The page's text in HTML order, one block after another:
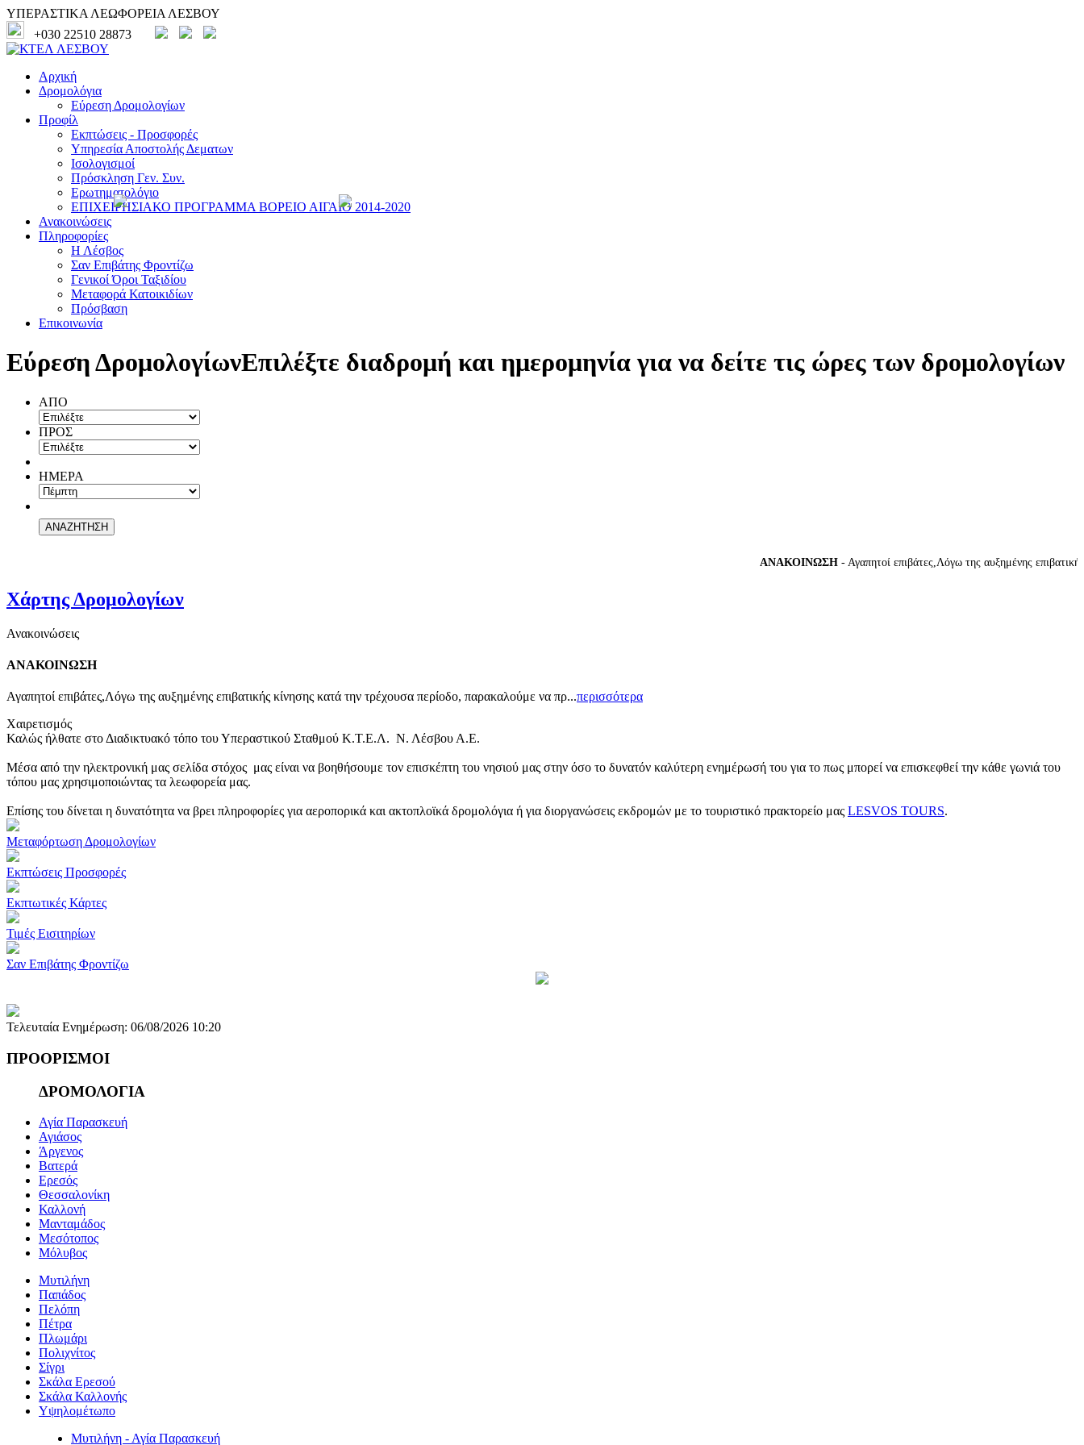
ΥΠΕΡΑΣΤΙΚΑ ΛΕΩΦΟΡΕΙΑ ΛΕΣΒΟΥ
+030 22510 28873
Αρχική
Δρομολόγια
Εύρεση Δρομολογίων
Προφίλ
Εκπτώσεις - Προσφορές
Υπηρεσία Αποστολής Δεματων
Ισολογισμοί
Πρόσκληση Γεν. Συν.
Ερωτηματολόγιο
ΕΠΙΧΕΙΡΗΣΙΑΚΟ ΠΡΟΓΡΑΜΜΑ ΒΟΡΕΙΟ ΑΙΓΑΙΟ 2014-2020
Ανακοινώσεις
Πληροφορίες
Η Λέσβος
Σαν Επιβάτης Φροντίζω
Γενικοί Όροι Ταξιδίου
Μεταφορά Κατοικιδίων
Πρόσβαση
Επικοινωνία
Εύρεση ΔρομολογίωνΕπιλέξτε διαδρομή και ημερομηνία για να δείτε τις ώρες των δρομολογίων
ΑΠΟ
ΠΡΟΣ
ΗΜΕΡΑ
ΑΝΑΚΟΙΝΩΣΗ- Αγαπητοί επιβάτες,Λόγω της αυξημένης επιβατικής
Χάρτης Δρομολογίων
Ανακοινώσεις
ΑΝΑΚΟΙΝΩΣΗ
Αγαπητοί επιβάτες,Λόγω της αυξημένης επιβατικής κίνησης κατά την τρέχουσα περίοδο, παρακαλούμε να πρ...περισσότερα
Χαιρετισμός
Καλώς ήλθατε στο Διαδικτυακό τόπο του Υπεραστικού Σταθμού Κ.Τ.Ε.Λ. Ν. Λέσβου Α.Ε.
Μέσα από την ηλεκτρονική μας σελίδα στόχος μας είναι να βοηθήσουμε τον επισκέπτη του νησιού μας στην όσο το δυνατόν καλύτερη ενημέρωσή του για το πως μπορεί να επισκεφθεί την κάθε γωνιά του
τόπου μας χρησιμοποιώντας τα λεωφορεία μας.
Επίσης του δίνεται η δυνατότητα να βρει πληροφορίες για αεροπορικά και ακτοπλοϊκά δρομολόγια ή για διοργανώσεις εκδρομών με το τουριστικό πρακτορείο μας LESVOS TOURS.
Μεταφόρτωση Δρομολογίων
Εκπτώσεις Προσφορές
Εκπτωτικές Κάρτες
Τιμές Εισιτηρίων
Σαν Επιβάτης Φροντίζω
Τελευταία Ενημέρωση: 06/08/2026 10:20
ΠΡΟΟΡΙΣΜΟΙ
ΔΡΟΜΟΛΟΓΙΑ
Αγία Παρασκευή
Αγιάσος
Άργενος
Βατερά
Ερεσός
Θεσσαλονίκη
Καλλονή
Μανταμάδος
Μεσότοπος
Μόλυβος
Μυτιλήνη
Παπάδος
Πελόπη
Πέτρα
Πλωμάρι
Πολιχνίτος
Σίγρι
Σκάλα Ερεσού
Σκάλα Καλλονής
Υψηλομέτωπο
Μυτιλήνη - Αγία Παρασκευή